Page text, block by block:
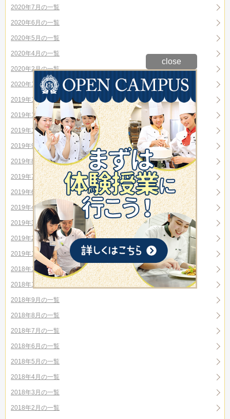
2020年7月の一覧
2020年6月の一覧
2020年5月の一覧
2020年4月の一覧
2020年2月の一覧
2020年1月の一覧
2019年12月の一覧
2019年11月の一覧
2019年10月の一覧
2019年9月の一覧
2019年8月の一覧
2019年7月の一覧
2019年6月の一覧
2019年4月の一覧
2019年3月の一覧
2019年2月の一覧
2019年1月の一覧
2018年12月の一覧
2018年10月の一覧
2018年9月の一覧
2018年8月の一覧
2018年7月の一覧
2018年6月の一覧
2018年5月の一覧
2018年4月の一覧
2018年3月の一覧
2018年2月の一覧
close